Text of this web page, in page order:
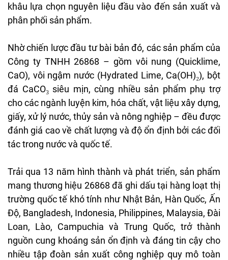
khâu lựa chọn nguyên liệu đầu vào đến sản xuất và
phân phối sản phẩm.
Nhờ chiến lược đầu tư bài bản đó, các sản phẩm của
Công ty TNHH 26868 – gồm vôi nung (Quicklime,
CaO), vôi ngậm nước (Hydrated Lime, Ca(OH)₂), bột
đá CaCO₃ siêu mịn, cùng nhiều sản phẩm phụ trợ
cho các ngành luyện kim, hóa chất, vật liệu xây dựng,
giấy, xử lý nước, thủy sản và nông nghiệp – đều được
đánh giá cao về chất lượng và độ ổn định bởi các đối
tác trong nước và quốc tế.
Trải qua 13 năm hình thành và phát triển, sản phẩm
mang thương hiệu 26868 đã ghi dấu tại hàng loạt thị
trường quốc tế khó tính như Nhật Bản, Hàn Quốc, Ấn
Độ, Bangladesh, Indonesia, Philippines, Malaysia, Đài
Loan, Lào, Campuchia và Trung Quốc, trở thành
nguồn cung khoáng sản ổn định và đáng tin cậy cho
nhiều tập đoàn sản xuất công nghiệp quy mô toàn